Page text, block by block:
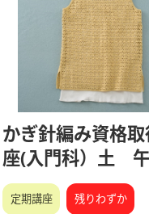
かぎ針編み資格
座(入門科）土
定期講座 残りわずか